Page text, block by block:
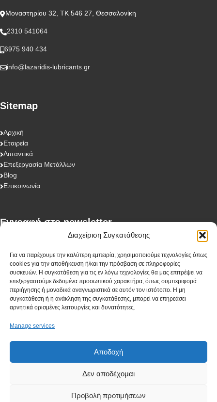
Διαχείριση Συγκατάθεσης
Για να παρέχουμε την καλύτερη εμπειρία, χρησιμοποιούμε τεχνολογίες όπως
cookies για την αποθήκευση ή/και την πρόσβαση σε πληροφορίες
συσκευών. Η συγκατάθεση για τις εν λόγω τεχνολογίες θα μας επιτρέψει να
επεξεργαστούμε δεδομένα προσωπικού χαρακτήρα, όπως συμπεριφορά
περιήγησης ή μοναδικά αναγνωριστικά σε αυτόν τον ιστότοπο. Η μη
συγκατάθεση ή η ανάκληση της συγκατάθεσης, μπορεί να επηρεάσει
αρνητικά ορισμένες λειτουργίες και δυνατότητες.
Manage services
Αποδοχή
Δεν αποδέχομαι
Προβολή προτιμήσεων
Μοναστηρίου 32, ΤΚ 546 27, Θεσσαλονίκη
2310 541064
6975 940 434
info@lazaridis-lubricants.gr
Sitemap
Αρχική
Εταιρεία
Λιπαντικά
Επεξεργασία Μετάλλων
Blog
Επικοινωνία
Eγγραφή στο newsletter
Last Name